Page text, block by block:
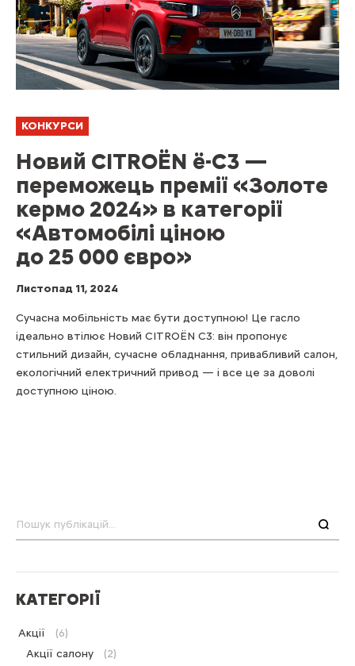
КОНКУРСИ
Новий CITROЁN ë-C3 —
переможець премії «Золоте
кермо 2024» в категорії
«Автомобілі ціною
до 25 000 євро»
Листопад 11, 2024
Сучасна мобільність має бути доступною! Це гасло
ідеально втілює Новий CITROЁN C3: він пропонує
стильний дизайн, сучасне обладнання, привабливий салон,
екологічний електричний привод — і все це за доволі
доступною ціною.
КАТЕГОРІЇ
Акції
(6)
Акції салону
(2)